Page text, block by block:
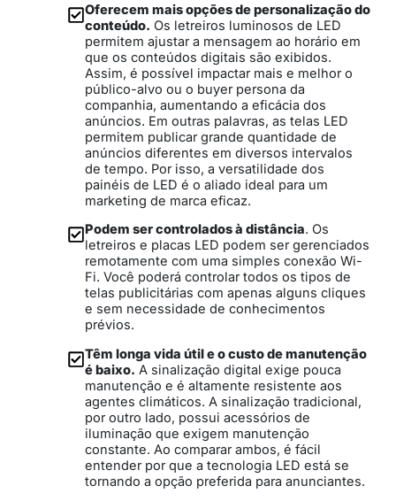
Oferecem mais opções de personalização do
conteúdo. Os letreiros luminosos de LED
permitem ajustar a mensagem ao horário em
que os conteúdos digitais são exibidos.
Assim, é possível impactar mais e melhor o
público-alvo ou o buyer persona da
companhia, aumentando a eficácia dos
anúncios. Em outras palavras, as telas LED
permitem publicar grande quantidade de
anúncios diferentes em diversos intervalos
de tempo. Por isso, a versatilidade dos
painéis de LED é o aliado ideal para um
marketing de marca eficaz.
Podem ser controlados à distância. Os
letreiros e placas LED podem ser gerenciados
remotamente com uma simples conexão Wi-
Fi. Você poderá controlar todos os tipos de
telas publicitárias com apenas alguns cliques
e sem necessidade de conhecimentos
prévios.
Têm longa vida útil e o custo de manutenção
é baixo. A sinalização digital exige pouca
manutenção e é altamente resistente aos
agentes climáticos. A sinalização tradicional,
por outro lado, possui acessórios de
iluminação que exigem manutenção
constante. Ao comparar ambos, é fácil
entender por que a tecnologia LED está se
tornando a opção preferida para anunciantes.